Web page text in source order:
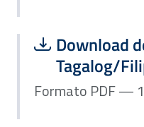
Scarica file:
Download
Tagalog/
Formato PDF
Formato PDF —